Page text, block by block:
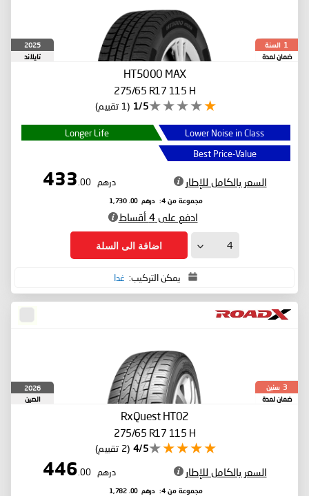
1 السنة
ضمان لمدة
2025
تايلاند
HT5000 MAX
275/65 R17 115 H
1/5 (1 تقييم)
Lower Noise in Class
Longer Life
Best Price-Value
السعر بالكامل للإطار درهم 433
.00
مجموعة من 4: درهم 1,730
.00
ادفع على 4 أقساط
اضافة الى السلة
يمكن التركيب: غدا
3 سنين
ضمان لمدة
2026
الصين
RxQuest HT02
275/65 R17 115 H
4/5 (2 تقييم)
السعر بالكامل للإطار درهم 446
.00
مجموعة من 4: درهم 1,782
.00